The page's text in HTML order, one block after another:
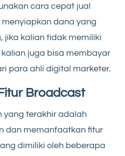
cara cepat jual
dana yang
jika kalian tidak memiliki
juga bisa membayar
para ahli digital marketer.
Broadcast
yang terakhir adalah
dan memanfaatkan fitur
dimiliki oleh beberapa